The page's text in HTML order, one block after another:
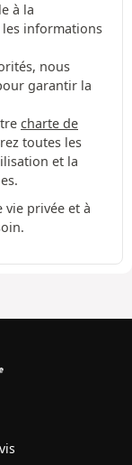
à la
informations
nous
garantir la
charte de
toutes les
et la
vie privée et à